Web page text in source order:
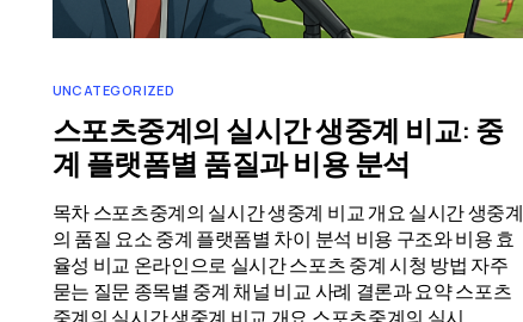
UNCATEGORIZED
스포츠중계의 실시간 생중계 비교: 중
계 플랫폼별 품질과 비용 분석
목차 스포츠중계의 실시간 생중계 비교 개요 실시간 생중계
의 품질 요소 중계 플랫폼별 차이 분석 비용 구조와 비용 효
율성 비교 온라인으로 실시간 스포츠 중계 시청 방법 자주
묻는 질문 종목별 중계 채널 비교 사례 결론과 요약 스포츠
중계의 실시간 생중계 비교 개요 스포츠중계의 실시